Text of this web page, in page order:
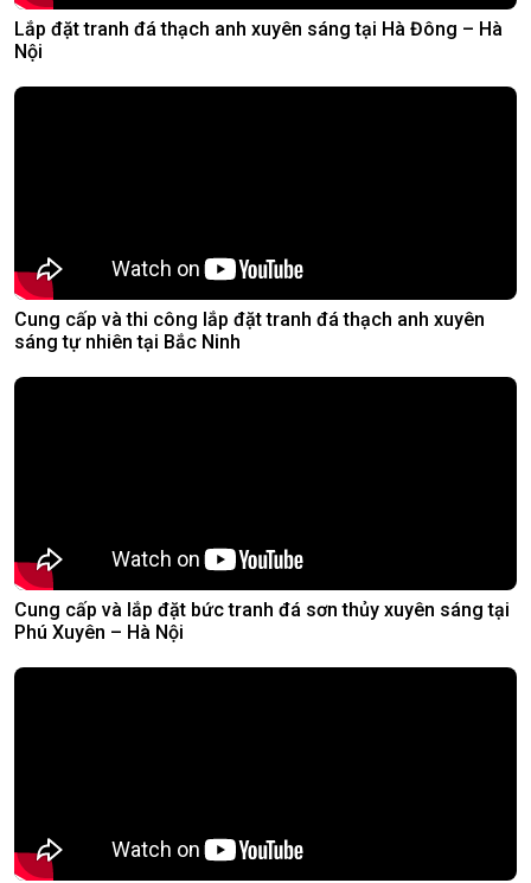
Lắp đặt tranh đá thạch anh xuyên sáng tại Hà Đông – Hà
Nội
Cung cấp và thi công lắp đặt tranh đá thạch anh xuyên
sáng tự nhiên tại Bắc Ninh
Cung cấp và lắp đặt bức tranh đá sơn thủy xuyên sáng tại
Phú Xuyên – Hà Nội